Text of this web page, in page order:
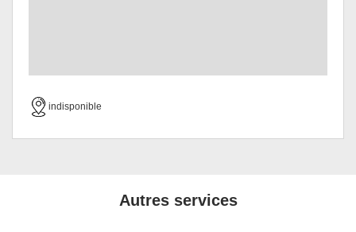
indisponible
Autres services